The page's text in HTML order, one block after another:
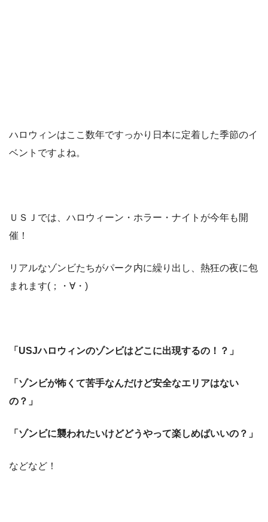
ハロウィンはここ数年ですっかり日本に定着した季節のイ
ベントですよね。
ＵＳＪでは、ハロウィーン・ホラー・ナイトが今年も開
催！
リアルなゾンビたちがパーク内に繰り出し、熱狂の夜に包
まれます(；・∀・)
「USJハロウィンのゾンビはどこに出現するの！？」
「ゾンビが怖くて苦手なんだけど安全なエリアはない
の？」
「ゾンビに襲われたいけどどうやって楽しめばいいの？」
などなど！